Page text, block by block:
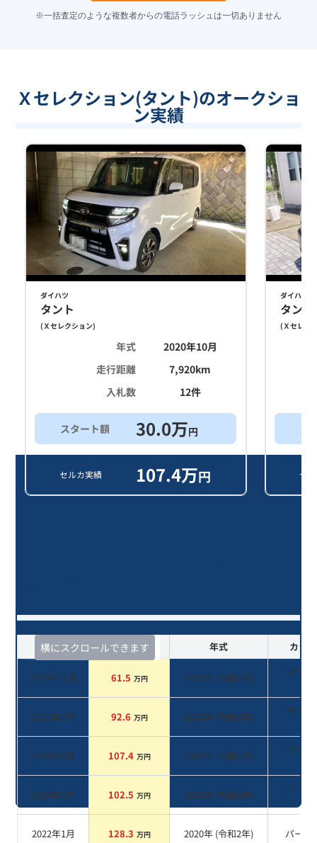
※一括査定のような複数者からの電話ラッシュは一切ありません
Ｘセレクション(タント)のオークショ
ン実績
ダイハツ
タント
( Ｘセレクション)
年式
2020年10月
走行距離
7,920km
入札数
12件
スタート額 30.0万円
セルカ実績 107.4万円
ダイハツ
タント
( Ｘセレク
ス
セ
横にスクロールできます
査定時期 セルカ実績 年式 カラー
2025年11月 61.5 万円 2020年 (令和2年)
ホワイ
系
2025年1月 92.6 万円 2020年 (令和2年)
ホワイ
系
2024年6月 107.4 万円 2020年 (令和2年)
ホワイ
系
2024年5月 102.5 万円 2020年 (令和2年)
ブラッ
系
2022年1月 128.3 万円 2020年 (令和2年) パール